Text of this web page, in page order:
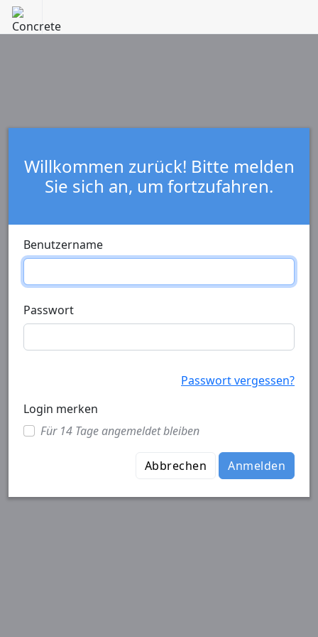
Willkommen zurück! Bitte melden
Sie sich an, um fortzufahren.
Benutzername
Passwort
Passwort vergessen?
Login merken
Für 14 Tage angemeldet bleiben
Abbrechen Anmelden